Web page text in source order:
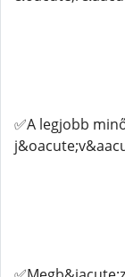
✅A legjobb